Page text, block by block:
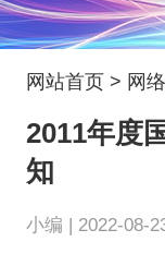
网站首页 > 网
2011年度
知
小编 | 2022-08-